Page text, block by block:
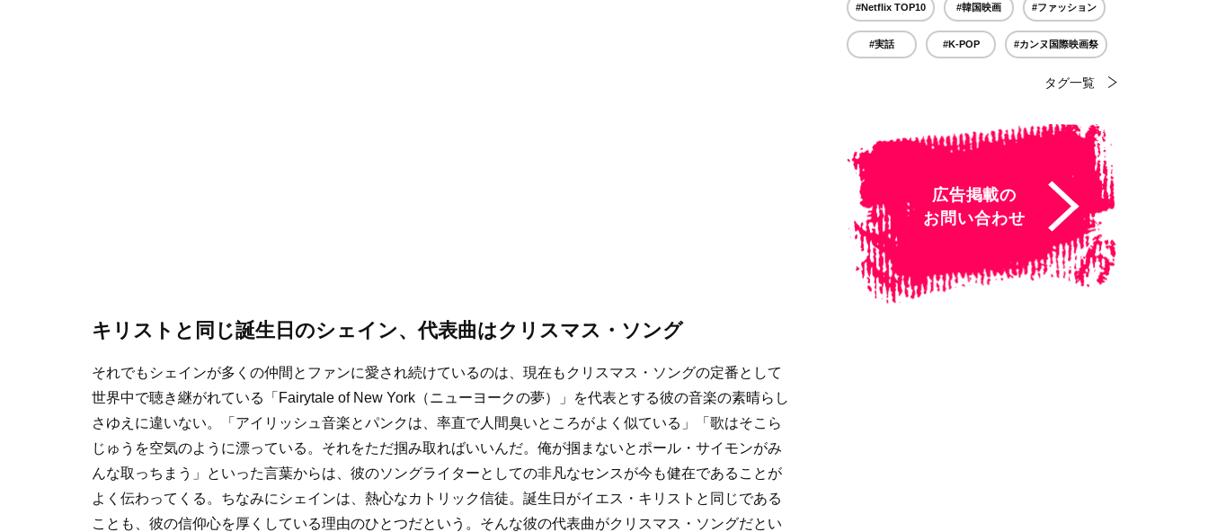
キリストと同じ誕生日のシェイン、代表曲はクリスマス・ソング
それでもシェインが多くの仲間とファンに愛され続けているのは、現在もクリスマス・ソングの定番として
世界中で聴き継がれている「Fairytale of New York（ニューヨークの夢）」を代表とする彼の音楽の素晴らし
さゆえに違いない。「アイリッシュ音楽とパンクは、率直で人間臭いところがよく似ている」「歌はそこら
じゅうを空気のように漂っている。それをただ掴み取ればいいんだ。俺が掴まないとポール・サイモンがみ
んな取っちまう」といった言葉からは、彼のソングライターとしての非凡なセンスが今も健在であることが
よく伝わってくる。ちなみにシェインは、熱心なカトリック信徒。誕生日がイエス・キリストと同じである
ことも、彼の信仰心を厚くしている理由のひとつだという。そんな彼の代表曲がクリスマス・ソングだとい
#Netflix TOP10 #韓国映画 #ファッション
#実話 #K-POP #カンヌ国際映画祭
タグ一覧
広告掲載の
お問い合わせ